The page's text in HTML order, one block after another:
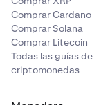
Comprar Cardano
Comprar Solana
Comprar Litecoin
Todas las guías de
criptomonedas